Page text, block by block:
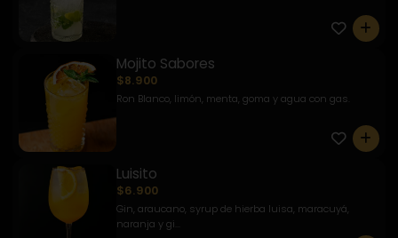
0
Mojito Sabores
$8.900
Ron Blanco, limón, menta, goma y agua con gas.
0
Luisito
$6.900
Gin, araucano, syrup de hierba luisa, maracuyá,
naranja y gi...